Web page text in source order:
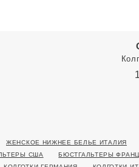
ЖЕНСКОЕ НИЖНЕЕ БЕЛЬЕ ИТАЛИЯ
США БЮСТГАЛЬТЕРЫ